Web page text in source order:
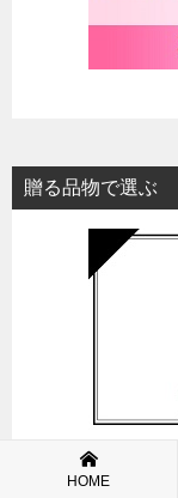
贈る品物で選ぶ
HOME